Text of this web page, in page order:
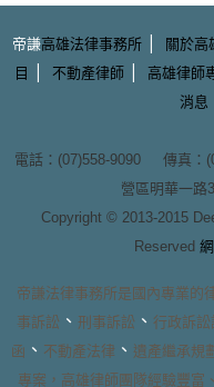
帝謙高雄法律事務所| 關於高
目
| 不動產律師 | 高雄律師
消息
電話：(07)558-9090 傳真：
營區明華一路
Copyright © 2013-2015
Reserved
帝謙法律事務所是國內專業的
事訴訟 、 刑事訴訟 、 行政訴訟
函 、 不動產法律 、 遺產繼承規劃
專案， 高雄律師團隊經驗豐富